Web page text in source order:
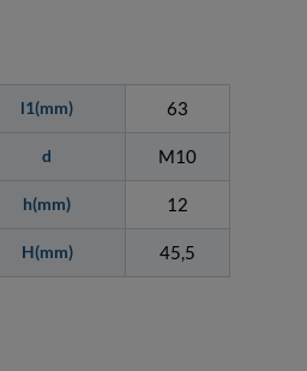
l1(mm) 63
d M10
h(mm) 12
H(mm) 45,5